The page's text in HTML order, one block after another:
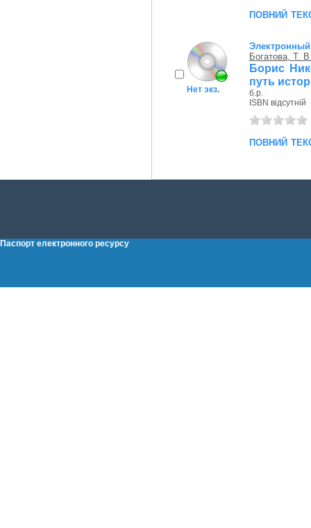
повний
Нет экз.
Электронный
Богатова, Т.
Борис
путь
б.р.
ISBN відсутній
повний
Паспорт електронного ресурсу